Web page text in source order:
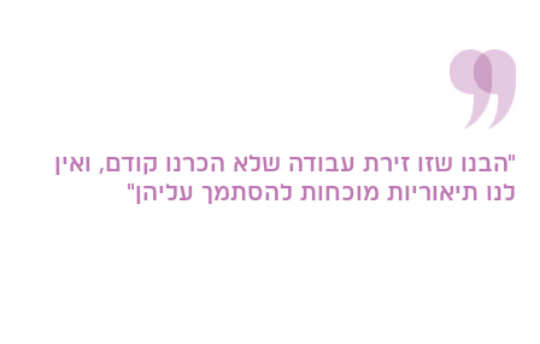
"הבנו שזו זירת עבודה שלא הכרנו קודם, ואין
לנו תיאוריות מוכחות להסתמך עליהן"